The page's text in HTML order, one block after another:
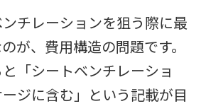
チレーションを狙う際に最
が、費用構造の問題です。
「シートベンチレーショ
ジに含む」という記載が目